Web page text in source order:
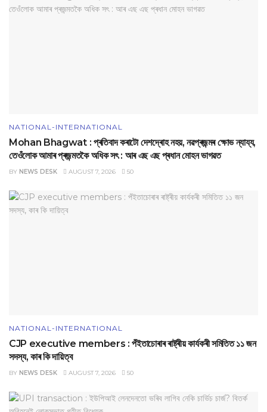
NATIONAL-INTERNATIONAL
Mohan Bhagwat : প্ৰতিবাদ কৰাটো দেশদ্ৰোহ নহয়, নৱপ্ৰজন্মৰ ক্ষোভ ন্যায্য,
তেওঁলোক আমাৰ প্ৰজন্মতকৈ অধিক সৎ : আৰ এছ এছ প্ৰধান মোহন ভাগৱত
BY NEWS DESK AUGUST 7, 2026 50
NATIONAL-INTERNATIONAL
CJP executive members : পঁইতাচোৰাৰ ৰাষ্ট্ৰীয় কাৰ্যকৰী সমিতিত ১১ জন
সদস্য, কাৰ কি দায়িত্ব
BY NEWS DESK AUGUST 7, 2026 50